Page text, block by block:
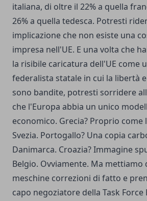
italiana, di oltre il 22% a quella
26% a quella tedesca. Potresti
implicazione che non esiste una
impresa nell'UE. E una volta che
la risibile caricatura dell'UE come
federalista statale in cui la libertà
sono bandite, potresti sorridere
che l'Europa abbia un unico
economico. Grecia? Proprio come
Svezia. Portogallo? Una copia
Danimarca. Croazia? Immagine
Belgio. Ovviamente. Ma mettiamo
meschine correzioni di fatto e
capo negoziatore della Task Force